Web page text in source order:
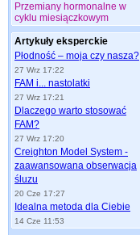
Przemiany hormonalne w
cyklu miesiączkowym
Artykuły eksperckie
Płodność – moja czy nasza?
27 Wrz 17:22
FAM i... nastolatki
27 Wrz 17:21
Dlaczego warto stosować
FAM?
27 Wrz 17:20
Creighton Model System -
zaawansowana obserwacja
śluzu
20 Cze 17:27
Idealna metoda dla Ciebie
14 Cze 11:53